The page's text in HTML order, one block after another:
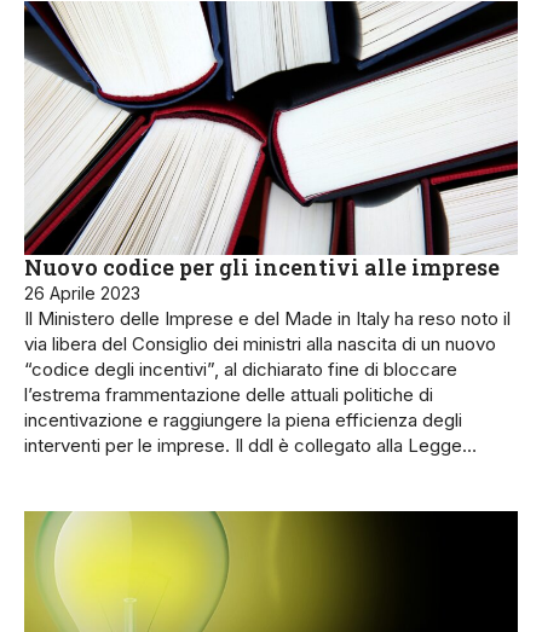
Nuovo codice per gli incentivi alle imprese
26 Aprile 2023
Il Ministero delle Imprese e del Made in Italy ha reso noto il
via libera del Consiglio dei ministri alla nascita di un nuovo
“codice degli incentivi”, al dichiarato fine di bloccare
l’estrema frammentazione delle attuali politiche di
incentivazione e raggiungere la piena efficienza degli
interventi per le imprese. Il ddl è collegato alla Legge…